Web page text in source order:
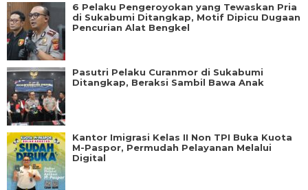
6 Pelaku Pengeroyokan yang Tewaskan Pria
di Sukabumi Ditangkap, Motif Dipicu Dugaan
Pencurian Alat Bengkel
Pasutri Pelaku Curanmor di Sukabumi
Ditangkap, Beraksi Sambil Bawa Anak
Kantor Imigrasi Kelas II Non TPI Buka Kuota
M-Paspor, Permudah Pelayanan Melalui
Digital